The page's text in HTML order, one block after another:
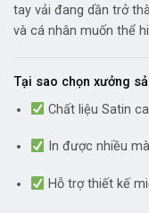
tay vải đang dần trở
và cá nhân muốn thể
Tại sao chọn xưởng
Chất liệu Satin
In được nhiều
Hỗ trợ thiết kế